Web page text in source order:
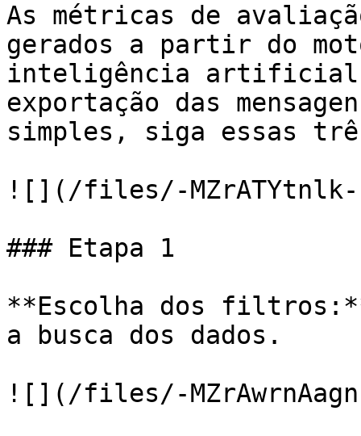
As métricas de
gerados a partir do
inteligência
exportação das
simples, siga essas
![](/files/-MZrATYtnlk-
### Etapa 1
**Escolha dos
a busca dos dados.
![](/files/-